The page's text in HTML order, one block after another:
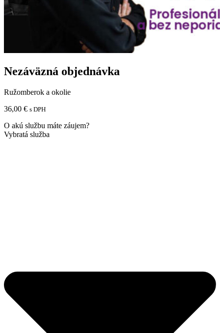
Nezáväzná objednávka
Ružomberok a okolie
36,00 € s DPH
O akú službu máte záujem?
Vybratá služba